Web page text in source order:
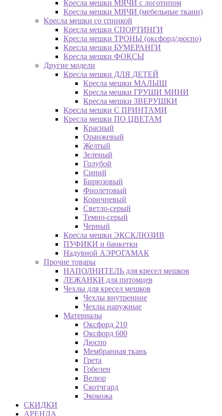
Кресла мешки МЯЧИ с логотипом
Кресла мешки МЯЧИ (мебельные ткани)
Кресла мешки со спинкой
Кресла мешки СПОРТИНГИ
Кресла мешки ТРОНЫ (оксфорд/дюспо)
Кресла мешки БУМЕРАНГИ
Кресла мешки ФОКСЫ
Другие модели
Кресла мешки ДЛЯ ДЕТЕЙ
Кресла мешки МАЛЫШ
Кресла мешки ГРУШИ МИНИ
Кресла мешки ЗВЕРУШКИ
Кресла мешки С ПРИНТАМИ
Кресла мешки ПО ЦВЕТАМ
Красный
Оранжевый
Желтый
Зеленый
Голубой
Синий
Бирюзовый
Фиолетовый
Коричневый
Светло-серый
Темно-серый
Черный
Кресла мешки ЭКСКЛЮЗИВ
ПУФИКИ и банкетки
Надувной АЭРОГАМАК
Прочие товары
НАПОЛНИТЕЛЬ для кресел мешков
ЛЕЖАНКИ для питомцев
Чехлы для кресел мешков
Чехлы внутренние
Чехлы наружные
Материалы
Оксфорд 210
Оксфорд 600
Дюспо
Мембранная ткань
Грета
Гобелен
Велюр
Скотчгард
Экокожа
СКИДКИ
АРЕНДА